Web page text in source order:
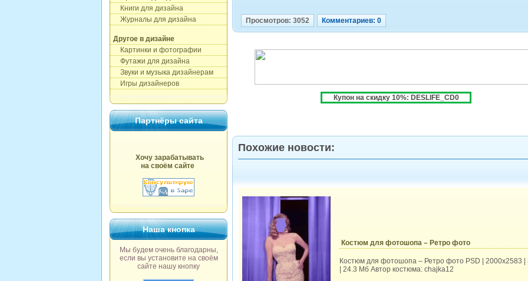
Книги для дизайна
Журналы для дизайна
Другое в дизайне
Картинки и фотографии
Футажи для дизайна
Звуки и музыка дизайнерам
Игры дизайнеров
Партнёры сайта
Хочу зарабатывать
на своём сайте
Наша кнопка
Мы будем очень благодарны,
если вы установите на своём
сайте нашу кнопку
Просмотров: 3052 Комментариев: 0
Купон на скидку 10%: DESLIFE_CD0
Похожие новости:
Костюм для фотошопа – Ретро фото
Костюм для фотошопа – Ретро фото PSD | 2000x2583 |
| 24.3 Мб Автор костюма: chajka12